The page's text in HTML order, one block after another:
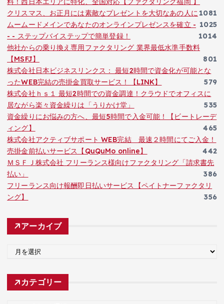
1081
クリスマス、お正月には素敵なプレゼントを大切なあの人に
1025
ムームードメインであなたのオンラインプレゼンスを確立 -
- - ステップバイステップで簡単登録！
1014
他社からの乗り換え専用ファクタリング 業界最低水準手数料
【MSFJ】
801
株式会社日本ビジネスリンクス： 最短2時間で資金化が可能とな
ったWEB完結の売掛金買取サービス！【LINK】
579
株式会社ｈｓ１ 最短2時間での資金調達！クラウドでオフィスに
居ながら楽々資金繰りは「うりかけ堂」
535
資金繰りにお悩みの方へ、最短5時間で入金可能！【ビートレーデ
ィング】
465
株式会社アクティブサポート WEB完結 最速２時間にてご入金！
売掛金前払いサービス【QuQuMo online】
442
ＭＳＦＪ株式会社 フリーランス様向けファクタリング「請求書先
払い」
386
フリーランス向け報酬即日払いサービス【ペイトナーファクタリ
ング】
356
アーカイブ
カ
カテゴリー